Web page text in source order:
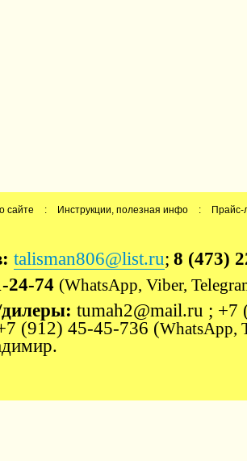
сайте : Инструкции, полезная инфо : Прайс-
talisman806@list.ru; 8 (473)
24-74 (WhatsApp, Viber,
tumah2@mail.ru ; +7
(912) 45-45-736 (WhatsApp,